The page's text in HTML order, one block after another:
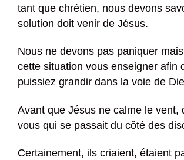
tant que chrétien, nous devons
solution doit venir de Jésus.
Nous ne devons pas paniquer
cette situation vous enseigner afin
puissiez grandir dans la voie de
Avant que Jésus ne calme le vent,
vous qui se passait du côté des
Certainement, ils criaient, étaient